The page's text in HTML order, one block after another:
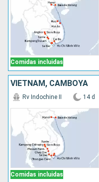
Comidas incluidas
VIETNAM, CAMBOYA
Comidas incluidas
Rv Indochine II 14 d